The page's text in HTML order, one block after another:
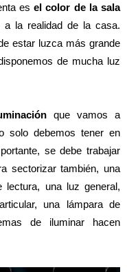
es el color de la sala
la realidad de la casa.
estar luzca más grande
de mucha luz
que vamos a
solo debemos tener en
se debe trabajar
sectorizar también, una
una luz general,
una lámpara de
de iluminar hacen